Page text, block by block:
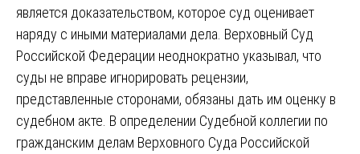
является доказательством, которое суд оценивает
наряду с иными материалами дела. Верховный Суд
Российской Федерации неоднократно указывал, что
суды не вправе игнорировать рецензии,
представленные сторонами, обязаны дать им оценку в
судебном акте. В определении Судебной коллегии по
гражданским делам Верховного Суда Российской